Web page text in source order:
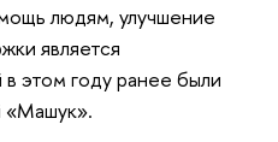
людям, улучшение
является
этом году ранее были
«Машук».